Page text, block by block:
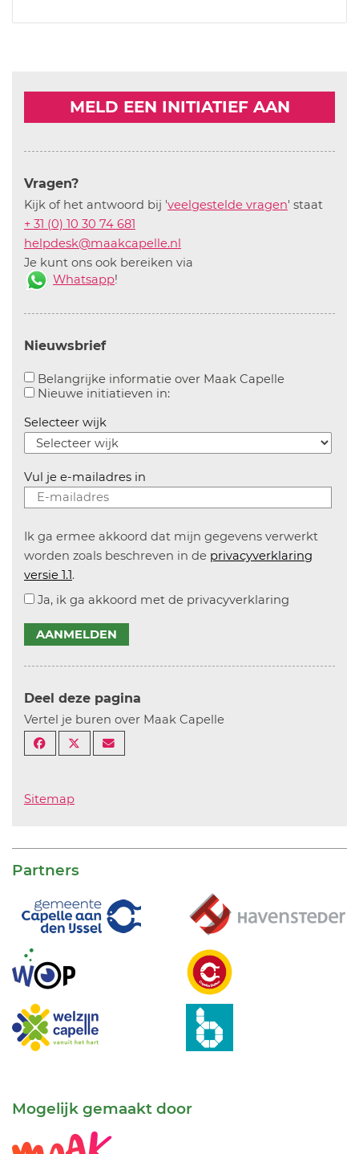
MELD EEN INITIATIEF AAN
Vragen?
Kijk of het antwoord bij 'veelgestelde vragen' staat
+ 31 (0) 10 30 74 681
helpdesk@maakcapelle.nl
Je kunt ons ook bereiken via
Whatsapp!
Nieuwsbrief
Belangrijke informatie over Maak CapelleAanvinken
Nieuwe initiatieven in:Aanvinken om informatie over
Selecteer wijk
Vul je e-mailadres in
Ik ga ermee akkoord dat mijn gegevens verwerkt
worden zoals beschreven in de privacyverklaring
versie 1.1.
Ja, ik ga akkoord met de privacyverklaring
AANMELDEN
Deel deze pagina
Vertel je buren over Maak Capelle
Sitemap
Partners
Mogelijk gemaakt door